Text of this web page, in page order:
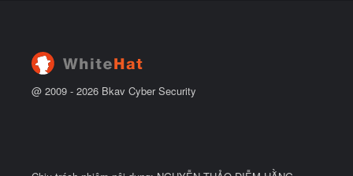
@ 2009 - 2026 Bkav Cyber Security